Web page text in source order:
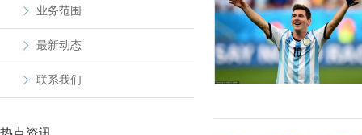
业务范围
最新动态
联系我们